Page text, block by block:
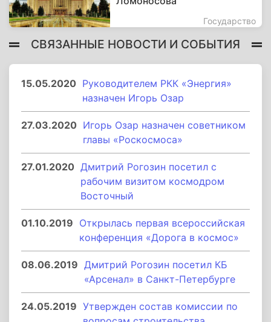
Государство
СВЯЗАННЫЕ НОВОСТИ И СОБЫТИЯ
15.05.2020 Руководителем РКК «Энергия»
назначен Игорь Озар
27.03.2020 Игорь Озар назначен советником
главы «Роскосмоса»
27.01.2020 Дмитрий Рогозин посетил с
рабочим визитом космодром
Восточный
01.10.2019 Открылась первая всероссийская
конференция «Дорога в космос»
08.06.2019 Дмитрий Рогозин посетил КБ
«Арсенал» в Санкт-Петербурге
24.05.2019 Утвержден состав комиссии по